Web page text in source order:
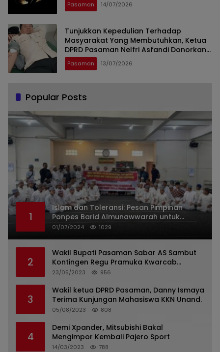
Pasaman 14/07/2026
Tunjukkan Kepedulian Terhadap
Masyarakat Yang Membutuhkan, Ketua
DPRD Pasaman Nelfri Asfandi Donorkan
Darahnya
Pasaman 13/07/2026
Popular Posts
1
Islam dan Toleransi: Pesan Pimpinan
Ponpes Barid Almunawwarah untuk
Indonesia
01/07/2024 1029
2
Wakil Bupati Pasaman Sabar AS Sambut
Kontingen Regu Pramuka Kwarcab
Pasaman
23/05/2023 956
3
Wakil ketua DPRD Pasaman, Danny Ismaya
Terima Kunjungan Mahasiswa KKN Unand.
05/08/2023 808
4
Demi Xpander, Mitsubishi Bakal
Mengimpor Kembali Pajero Sport
14/03/2023 788